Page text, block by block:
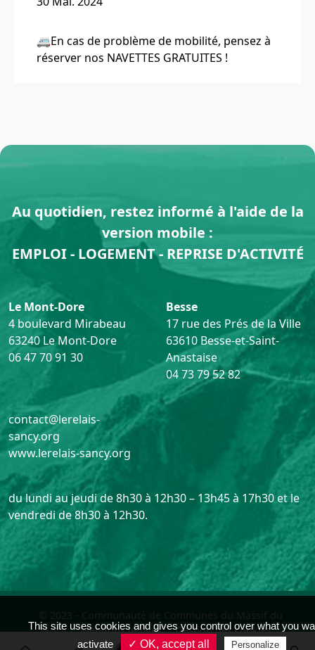
🚐En cas de problème de mobilité, pensez à
réserver nos NAVETTES GRATUITES !
Au quotidien, restez informé à l'aide de la
version mobile :
EMPLOI - LOGEMENT - REPRISE D'ACTIVITÉ
Le Mont-Dore
4 boulevard Mirabeau
63240 Le Mont-Dore
06 47 70 91 30
Besse
17 rue des Prés de la Ville
63610 Besse-et-Saint-
Anastaise
04 73 79 52 82
contact@lerelais-
sancy.org
www.lerelais-sancy.org
du lundi au jeudi de 8h30 à 12h30 – 13h45 à 17h30 et le
vendredi de 8h30 à 12h30.
© 2023 - Communauté de Communes du Massif du
Sancy
Mentions légales Gestion des cookies
This site uses cookies and gives you control over what you
activate
✓ OK, accept all Personalize